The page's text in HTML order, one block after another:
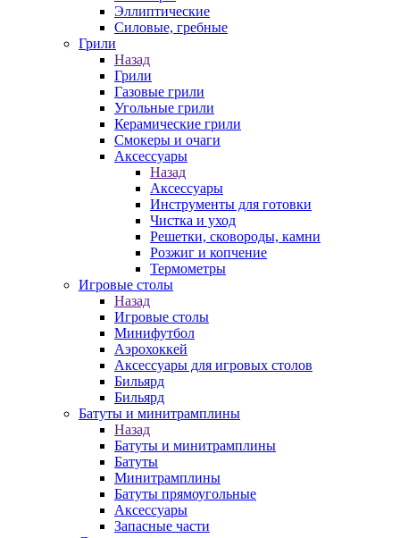
Эллиптические
Силовые, гребные
Грили
Назад
Грили
Газовые грили
Угольные грили
Керамические грили
Смокеры и очаги
Аксессуары
Назад
Аксессуары
Инструменты для готовки
Чистка и уход
Решетки, сковороды, камни
Розжиг и копчение
Термометры
Игровые столы
Назад
Игровые столы
Минифутбол
Аэрохоккей
Аксессуары для игровых столов
Бильяpд
Бильяpд
Батуты и минитрамплины
Назад
Батуты и минитрамплины
Батуты
Минитрамплины
Батуты прямоугольные
Аксессуары
Запасные части